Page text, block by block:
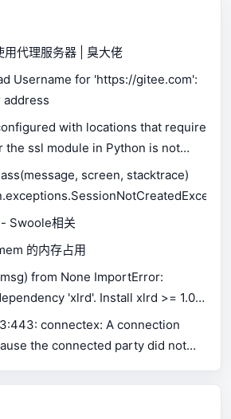
虫中使用代理服务器 | 臭大佬
Username for 'https://gitee.com':
address
with locations that require
the ssl module in Python is not
screen, stacktrace)
Swoole相关
的内存占用
from None ImportError:
'xlrd'. Install xlrd >= 1.0.0
pip or conda to install xlrd.
connectex: A connection
the connected party did not
connected host has failed